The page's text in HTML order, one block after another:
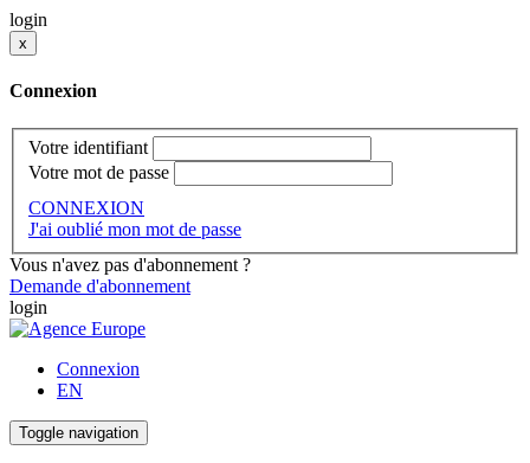
login
x
Connexion
Votre identifiant
Votre mot de passe
CONNEXION
J'ai oublié mon mot de passe
Vous n'avez pas d'abonnement ?
Demande d'abonnement
login
Connexion
EN
Toggle navigation